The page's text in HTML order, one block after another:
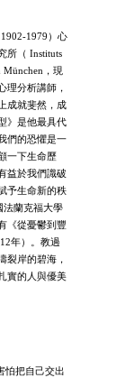
1979）心
所（ Instituts
München，現
理分析講師，
成就斐然，成
》是他最具代
們的恐懼是一
一下生命歷
益於我們識破
予生命新的秩
法蘭克福大學
《從憂鬱到豐
年）。教過
裂岸的碧海，
實的人與優美
怕把自己交出